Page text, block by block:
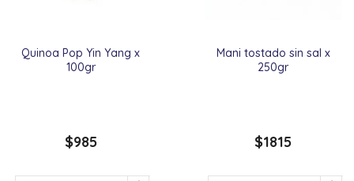
Quinoa Pop Yin Yang x
100gr
$985
Mani tostado sin sal x
250gr
$1815